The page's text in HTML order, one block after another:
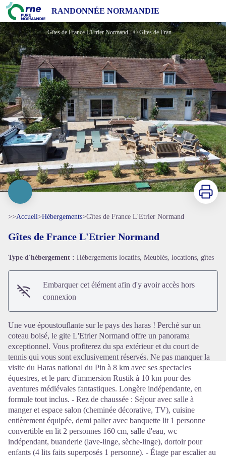
RANDONNÉE NORMANDIE
Gîtes de France L'Etrier Normand
Gîtes de France L'Etrier Normand - © Gites de France Orne
Voir l'image en plein écran
Imprimer
>>Accueil>Hébergements>Gîtes de France L'Etrier Normand
Gîtes de France L'Etrier Normand
Type d'hébergement : Hébergements locatifs, Meublés, locations, gîtes
Embarquer cet élément afin d'y avoir accès hors
connexion
Une vue époustouflante sur le pays des haras ! Perché sur un
coteau boisé, le gite L'Etrier Normand offre un panorama
exceptionnel. Vous profiterez du spa extérieur et du court de
tennis qui vous sont exclusivement réservés. Ne pas manquer la
visite du Haras national du Pin à 8 km avec ses spectacles
équestres, et le parc d'immersion Rustik à 10 km pour des
aventures médiévales fantastiques. Longère indépendante, en
formule tout inclus. - Rez de chaussée : Séjour avec salle à
manger et espace salon (cheminée décorative, TV), cuisine
entièrement équipée, demi palier avec banquette lit 1 personne
convertible en lit 2 personnes 160 cm, salle d'eau, wc
indépendant, buanderie (lave-linge, sèche-linge), dortoir pour
enfants (4 lits faits superposés 1 personne). - Étage par escalier au